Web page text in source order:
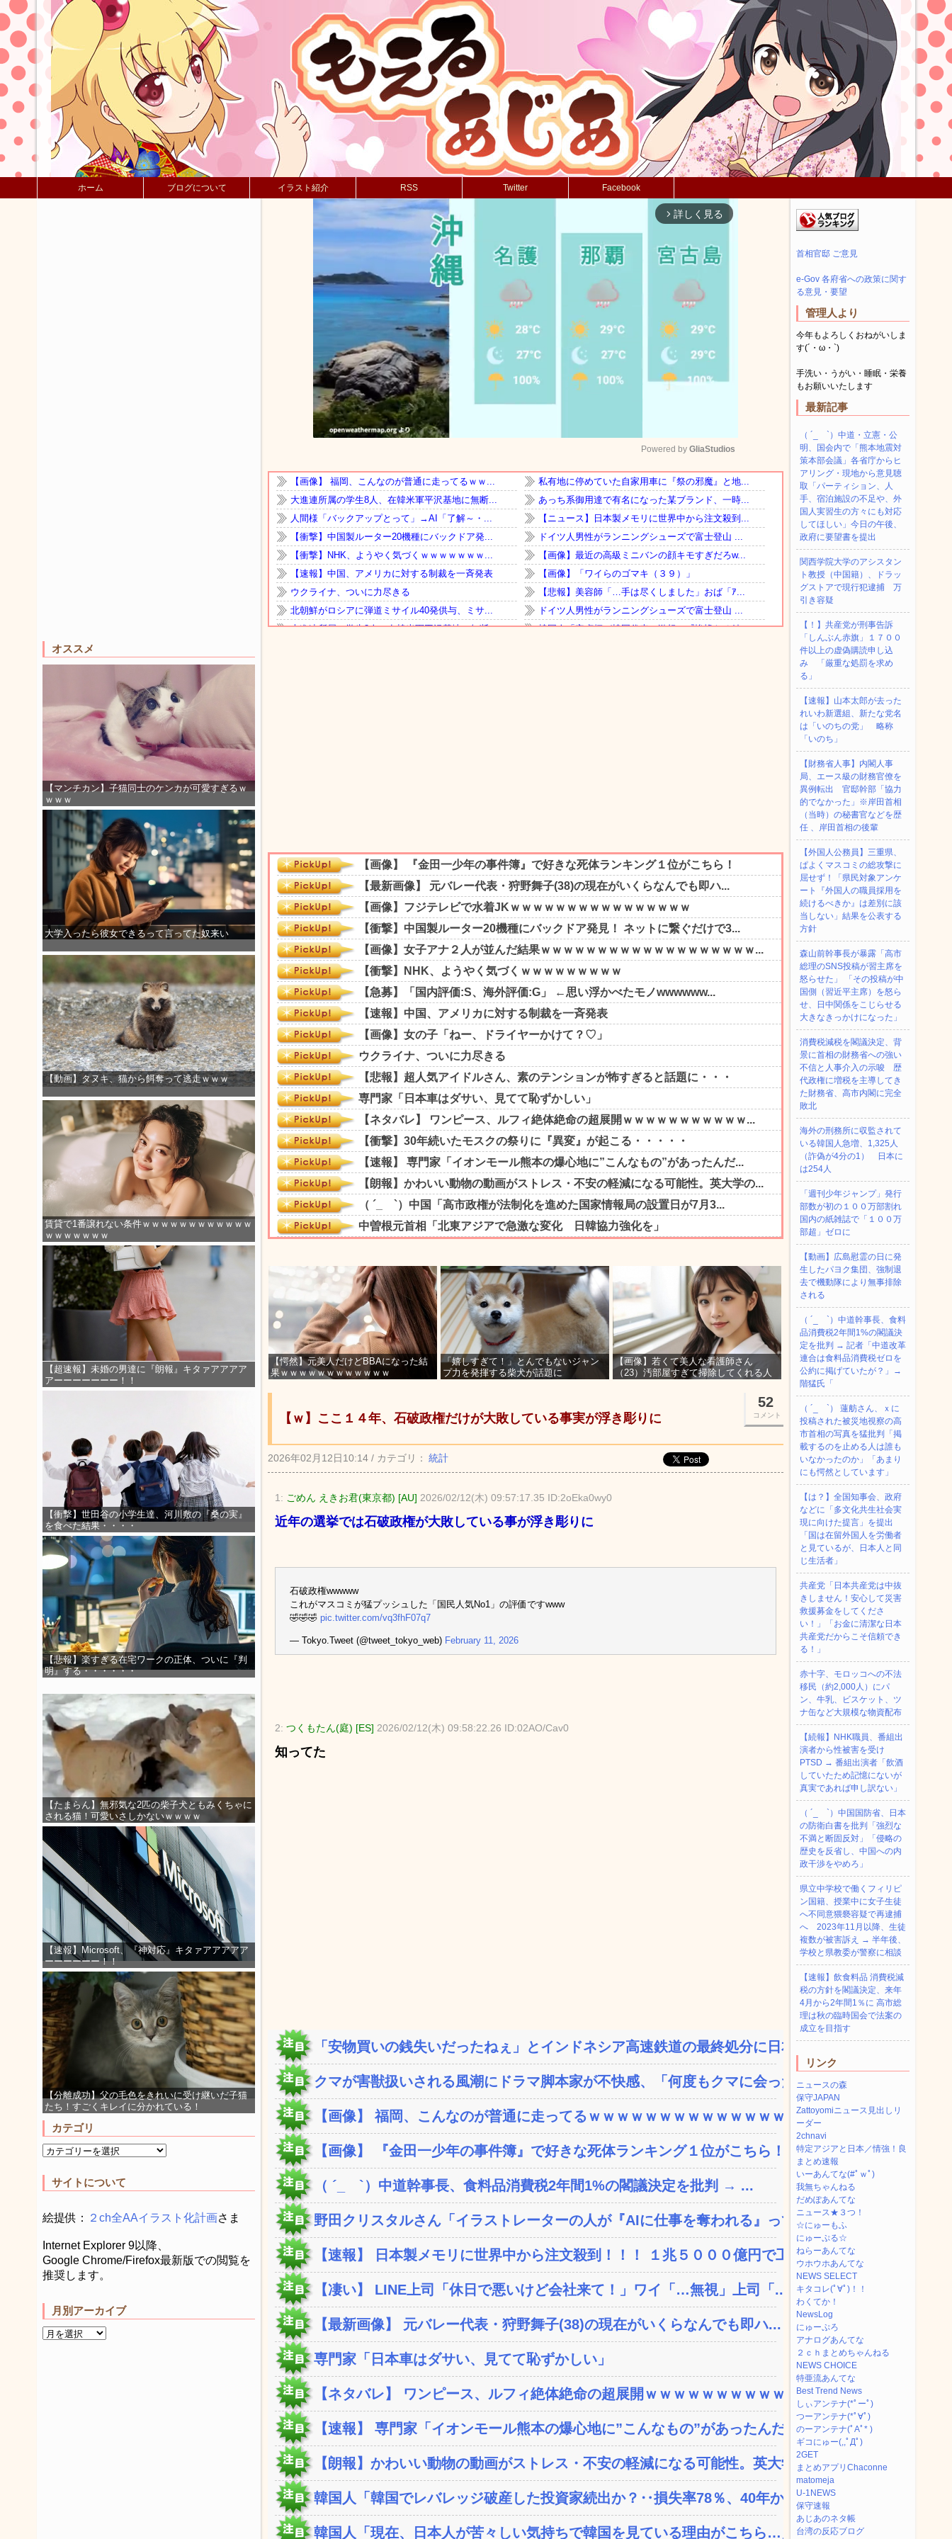
ホーム ブログについて イラスト紹介 RSS Twitter Facebook
オススメ
【マンチカン】子猫同士のケンカが可愛すぎるｗ
ｗｗｗ
大学入ったら彼女できるって言ってた奴来い
【動画】タヌキ、猫から餌奪って逃走ｗｗｗ
賃貸で1番譲れない条件ｗｗｗｗｗｗｗｗｗｗｗｗ
ｗｗｗｗｗｗｗ
【超速報】未婚の男達に『朗報』キタァアアアア
アーーーーーーー！！
【衝撃】世田谷の小学生達、河川敷の『桑の実』
を食べた結果・・・・
【悲報】楽すぎる在宅ワークの正体、ついに『判
明』する・・・・・・
【たまらん】無邪気な2匹の柴子犬ともみくちゃに
される猫！可愛いさしかないｗｗｗｗ
【速報】Microsoft、『神対応』キタァアアアアア
ーーーーーー！！
【分離成功】父の毛色をきれいに受け継いだ子猫
たち！すごくキレイに分かれている！
カテゴリ
サイトについて
絵提供： ２ch全AAイラスト化計画さま
Internet Explorer 9以降、
Google Chrome/Firefox最新版での閲覧を
推奨します。
月別アーカイブ
arrow_forward_ios 詳しく見る
Mute
Powered by GliaStudios
【愕然】元美人だけどBBAになった結
果ｗｗｗｗｗｗｗｗｗｗｗｗ
「嬉しすぎて！」とんでもないジャン
プ力を発揮する柴犬が話題に
【画像】若くて美人な看護師さん
（23）汚部屋すぎて掃除してくれる人
52
コメント
【ｗ】ここ１４年、石破政権だけが大敗している事実が浮き彫りに
2026年02月12日10:14 / カテゴリ： 統計
1: ごめん えきお君(東京都) [AU] 2026/02/12(木) 09:57:17.35 ID:2oEka0wy0
近年の選挙では石破政権が大敗している事が浮き彫りに
石破政権wwwww
これがマスコミが猛プッシュした「国民人気No1」の評価ですwww
🤣🤣🤣 pic.twitter.com/vq3fhF07q7
— Tokyo.Tweet (@tweet_tokyo_web) February 11, 2026
2: つくもたん(庭) [ES] 2026/02/12(木) 09:58:22.26 ID:02AO/Cav0
知ってた
「安物買いの銭失いだったねぇ」とインドネシア高速鉄道の最終処分に日本側...
クマが害獣扱いされる風潮にドラマ脚本家が不快感、「何度もクマに会ったこ...
【画像】 福岡、こんなのが普通に走ってるｗｗｗｗｗｗｗｗｗｗｗｗｗｗｗ...
【画像】 『金田一少年の事件簿』で好きな死体ランキング１位がこちら！
（ ´_ゝ`）中道幹事長、食料品消費税2年間1%の閣議決定を批判 → ...
野田クリスタルさん「イラストレーターの人が『AIに仕事を奪われる』って...
【速報】 日本製メモリに世界中から注文殺到！！！ １兆５０００億円で工...
【凄い】 LINE上司「休日で悪いけど会社来て！」ワイ「…無視」上司「...
【最新画像】 元バレー代表・狩野舞子(38)の現在がいくらなんでも即ハ...
専門家「日本車はダサい、見てて恥ずかしい」
【ネタバレ】 ワンピース、ルフィ絶体絶命の超展開ｗｗｗｗｗｗｗｗｗｗｗ...
【速報】 専門家「イオンモール熊本の爆心地に”こんなもの”があったんだ...
【朗報】かわいい動物の動画がストレス・不安の軽減になる可能性。英大学の...
韓国人「韓国でレバレッジ破産した投資家続出か？‥損失率78％、40年か...
韓国人「現在、日本人が苦々しい気持ちで韓国を見ている理由がこちら…」→...
首相官邸 ご意見
e-Gov 各府省への政策に関す
る意見・要望
管理人より
今年もよろしくおねがいしま
す(´・ω・`)
手洗い・うがい・睡眠・栄養
もお願いいたします
最新記事
（ ´_ゝ`）中道・立憲・公
明、国会内で「熊本地震対
策本部会議」各省庁からヒ
アリング・現地から意見聴
取「パーティション、人
手、宿泊施設の不足や、外
国人実習生の方々にも対応
してほしい」今日の午後、
政府に要望書を提出
関西学院大学のアシスタン
ト教授（中国籍）、ドラッ
グストアで現行犯逮捕 万
引き容疑
【！】共産党が刑事告訴
「しんぶん赤旗」１７００
件以上の虚偽購読申し込
み 「厳重な処罰を求め
る」
【速報】山本太郎が去った
れいわ新選組、新たな党名
は「いのちの党」 略称
「いのち」
【財務省人事】内閣人事
局、エース級の財務官僚を
異例転出 官邸幹部「協力
的でなかった」※岸田首相
（当時）の秘書官などを歴
任 、岸田首相の後輩
【外国人公務員】三重県、
ぱよくマスコミの総攻撃に
屈せず！「県民対象アンケ
ート『外国人の職員採用を
続けるべきか』は差別に該
当しない」結果を公表する
方針
森山前幹事長が暴露「高市
総理のSNS投稿が習主席を
怒らせた」 「その投稿が中
国側（習近平主席）を怒ら
せ、日中関係をこじらせる
大きなきっかけになった」
消費税減税を閣議決定、背
景に首相の財務省への強い
不信と人事介入の示唆 歴
代政権に増税を主導してき
た財務省、高市内閣に完全
敗北
海外の刑務所に収監されて
いる韓国人急増、1,325人
（詐偽が4分の1） 日本に
は254人
「週刊少年ジャンプ」発行
部数が初の１００万部割れ
国内の紙雑誌で「１００万
部超」ゼロに
【動画】広島慰霊の日に発
生したパヨク集団、強制退
去で機動隊により無事排除
される
（ ´_ゝ`）中道幹事長、食料
品消費税2年間1%の閣議決
定を批判 → 記者「中道改革
連合は食料品消費税ゼロを
公約に掲げていたが？」→
階猛氏「
（ ´_ゝ`） 蓮舫さん、ｘに
投稿された被災地視察の高
市首相の写真を猛批判「掲
載するのを止める人は誰も
いなかったのか」「あまり
にも愕然としています」
【は？】全国知事会、政府
などに「多文化共生社会実
現に向けた提言」を提出
「国は在留外国人を労働者
と見ているが、日本人と同
じ生活者」
共産党「日本共産党は中抜
きしません！安心して災害
救援募金をしてくださ
い！」「お金に清潔な日本
共産党だからこそ信頼でき
る！」
赤十字、モロッコへの不法
移民（約2,000人）にパ
ン、牛乳、ビスケット、ツ
ナ缶など大規模な物資配布
【続報】NHK職員、番組出
演者から性被害を受け
PTSD → 番組出演者「飲酒
していたため記憶にないが
真実であれば申し訳ない」
（ ´_ゝ`）中国国防省、日本
の防衛白書を批判「強烈な
不満と断固反対」「侵略の
歴史を反省し、中国への内
政干渉をやめろ」
県立中学校で働くフィリピ
ン国籍、授業中に女子生徒
へ不同意猥褻容疑で再逮捕
へ 2023年11月以降、生徒
複数が被害訴え → 半年後、
学校と県教委が警察に相談
【速報】飲食料品 消費税減
税の方針を閣議決定、来年
4月から2年間1％に 高市総
理は秋の臨時国会で法案の
成立を目指す
リンク
ニュースの森
保守JAPAN
Zattoyomiニュース見出しリ
ーダー
2chnavi
特定アジアと日本／情強！良
まとめ速報
いーあんてな(#ﾟｗﾟ)
我無ちゃんねる
だめぽあんてな
ニュース★３つ！
☆にゅーもふ
にゅーぷる☆
ねらーあんてな
ウホウホあんてな
NEWS SELECT
キタコレ(ﾟ∀ﾟ)！！
わくてか！
NewsLog
にゅーぷろ
アナログあんてな
２ｃｈまとめちゃんねる
NEWS CHOICE
特亜流あんてな
Best Trend News
しぃアンテナ(*ﾟーﾟ)
つーアンテナ(*ﾟ∀ﾟ)
のーアンテナ(ﾟAﾟ* )
ギコにゅー(,,ﾟДﾟ)
2GET
まとめアプリChaconne
matomeja
U-1NEWS
保守速報
あじあのネタ帳
台湾の反応ブログ